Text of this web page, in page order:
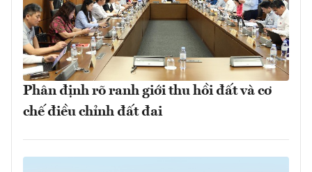
Phân định rõ ranh giới thu hồi đất và cơ
chế điều chỉnh đất đai